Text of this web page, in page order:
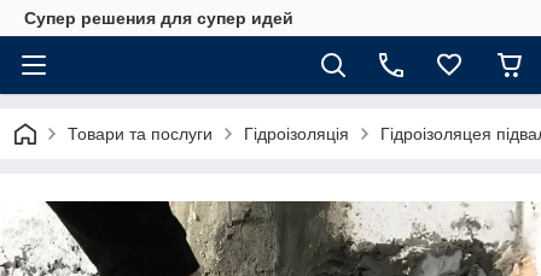
Супер решения для супер идей
Товари та послуги Гідроізоляція Гідроізоляцея